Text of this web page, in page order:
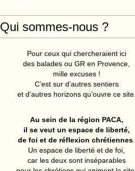
Qui sommes-nous ?
Pour ceux qui chercheraient ici
des balades ou GR en Provence,
mille excuses !
C’est sur d’autres sentiers
et d’autres horizons qu’ouvre ce site.
Au sein de la région PACA,
il se veut un espace de liberté,
de foi et de réflexion chrétiennes
Un espace de liberté et de foi,
car les deux sont inséparables